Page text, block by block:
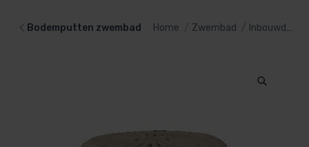
Bodemputten zwembad Home Zwembad Inbouwdelen